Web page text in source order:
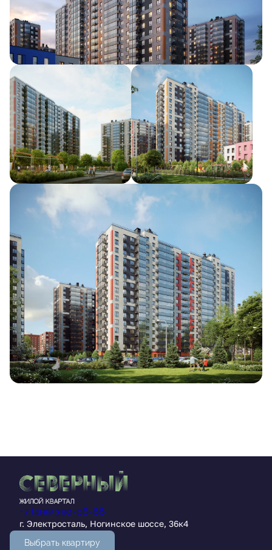
+7 (499) 390-06-66
г. Электросталь, Ногинское шоссе, 36к4
Выбрать квартиру